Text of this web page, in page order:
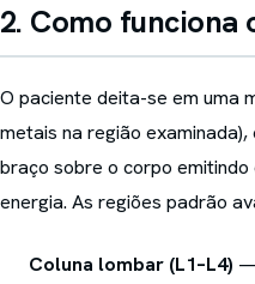
2. Como funciona
O paciente deita-se em uma
metais na região
braço sobre o corpo
energia. As regiões padrão
Coluna lombar (L1–L4) —